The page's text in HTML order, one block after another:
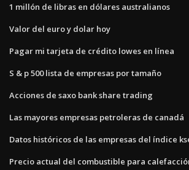
1 millón de libras en dólares australianos
Valor del euro y dolar hoy
Pagar mi tarjeta de crédito lowes en línea
S & p 500 lista de empresas por tamaño
Acciones de saxo bank share trading
Las mayores empresas petroleras de canadá
Datos históricos de las empresas del índice
Precio actual del combustible para